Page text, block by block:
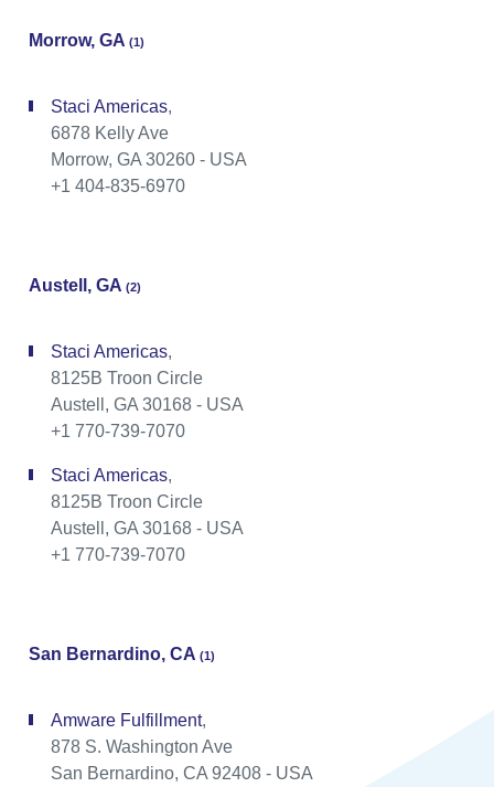
Morrow, GA (1)
Staci Americas,
6878 Kelly Ave
Morrow, GA 30260 - USA
+1 404-835-6970
Austell, GA (2)
Staci Americas,
8125B Troon Circle
Austell, GA 30168 - USA
+1 770-739-7070
Staci Americas,
8125B Troon Circle
Austell, GA 30168 - USA
+1 770-739-7070
San Bernardino, CA (1)
Amware Fulfillment,
878 S. Washington Ave
San Bernardino, CA 92408 - USA